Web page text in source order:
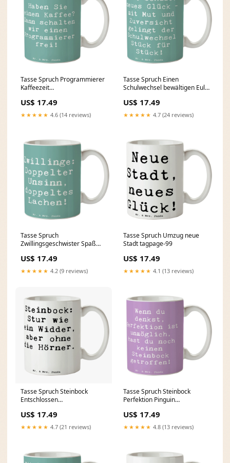
Tasse Spruch Programmierer
Kaffeezeit
US$ 17.49
★★★★★ 4.6 (14 reviews)
Tasse Spruch Einen
Schulwechsel bewältigen Eule
US$ 17.49
★★★★★ 4.7 (24 reviews)
Tasse Spruch
Zwillingsgeschwister Spaß
US$ 17.49
★★★★★ 4.2 (9 reviews)
Tasse Spruch Umzug neue
Stadt tagpage-99
US$ 17.49
★★★★★ 4.1 (13 reviews)
Tasse Spruch Steinbock
Entschlossen
US$ 17.49
★★★★★ 4.7 (21 reviews)
Tasse Spruch Steinbock
Perfektion Pinguin
US$ 17.49
★★★★★ 4.8 (13 reviews)